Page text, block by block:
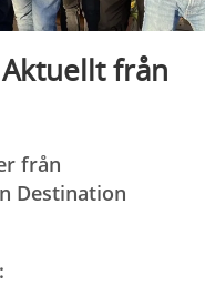
från
från
Destination